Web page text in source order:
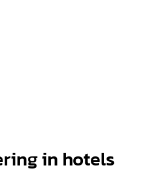
in hotels